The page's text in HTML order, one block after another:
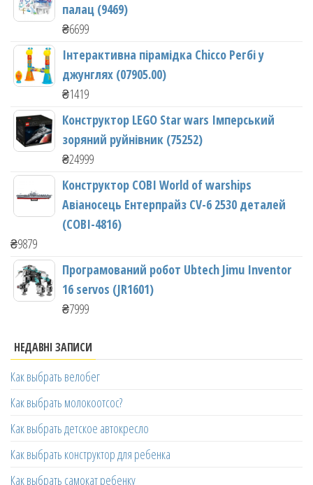
палац (9469)
₴6699
Інтерактивна пірамідка Chicco Регбі у
джунглях (07905.00)
₴1419
Конструктор LEGO Star wars Імперський
зоряний руйнівник (75252)
₴24999
Конструктор COBI World of warships
Авіаносець Ентерпрайз CV-6 2530 деталей
(COBI-4816)
₴9879
Програмований робот Ubtech Jimu Inventor
16 servos (JR1601)
₴7999
НЕДАВНІ ЗАПИСИ
Как выбрать велобег
Как выбрать молокоотсос?
Как выбрать детское автокресло
Как выбрать конструктор для ребенка
Как выбрать самокат ребенку